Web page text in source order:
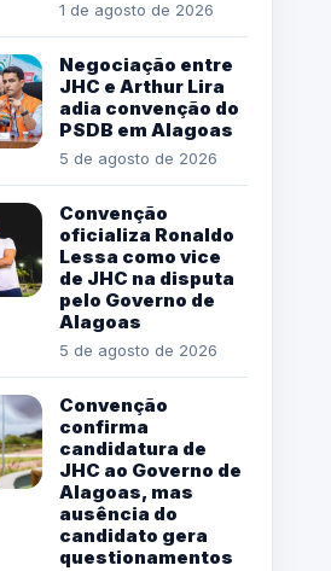
1 de agosto de 2026
Negociação entre
JHC e Arthur Lira
adia convenção do
PSDB em Alagoas
5 de agosto de 2026
Convenção
oficializa Ronaldo
Lessa como vice
de JHC na disputa
pelo Governo de
Alagoas
5 de agosto de 2026
Convenção
confirma
candidatura de
JHC ao Governo de
Alagoas, mas
ausência do
candidato gera
questionamentos